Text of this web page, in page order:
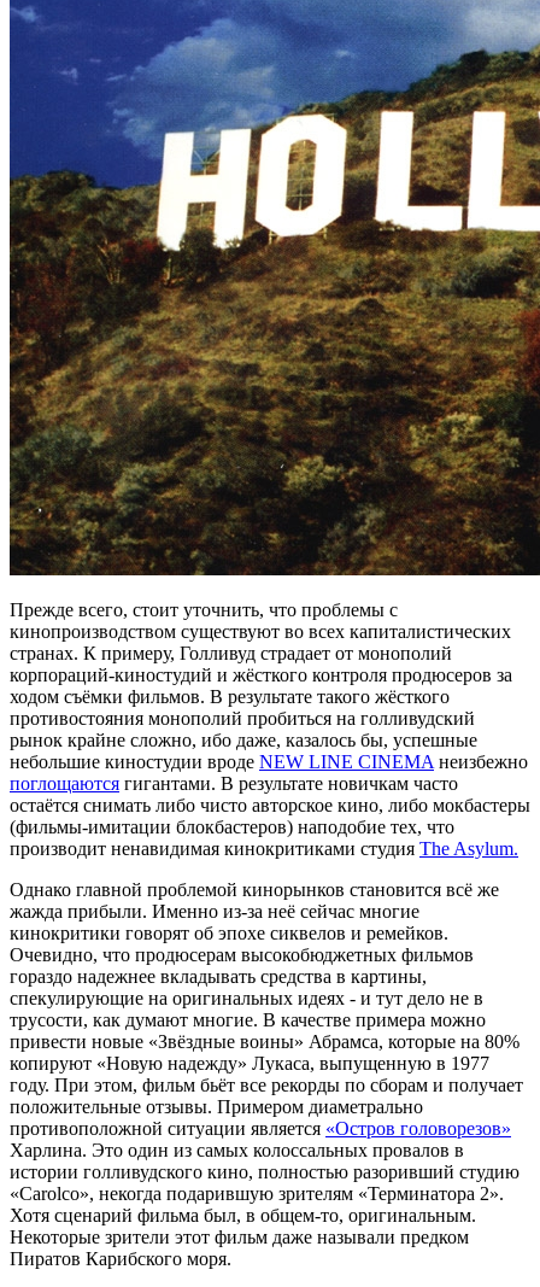
Прежде всего, стоит уточнить, что проблемы с
кинопроизводством существуют во всех капиталистических
странах. К примеру, Голливуд страдает от монополий
корпораций-киностудий и жёсткого контроля продюсеров за
ходом съёмки фильмов. В результате такого жёсткого
противостояния монополий пробиться на голливудский
рынок крайне сложно, ибо даже, казалось бы, успешные
небольшие киностудии вроде NEW LINE CINEMA неизбежно
поглощаются гигантами. В результате новичкам часто
остаётся снимать либо чисто авторское кино, либо мокбастеры
(фильмы-имитации блокбастеров) наподобие тех, что
производит ненавидимая кинокритиками студия The Asylum.
Однако главной проблемой кинорынков становится всё же
жажда прибыли. Именно из-за неё сейчас многие
кинокритики говорят об эпохе сиквелов и ремейков.
Очевидно, что продюсерам высокобюджетных фильмов
гораздо надежнее вкладывать средства в картины,
спекулирующие на оригинальных идеях - и тут дело не в
трусости, как думают многие. В качестве примера можно
привести новые «Звёздные воины» Абрамса, которые на 80%
копируют «Новую надежду» Лукаса, выпущенную в 1977
году. При этом, фильм бьёт все рекорды по сборам и получает
положительные отзывы. Примером диаметрально
противоположной ситуации является «Остров головорезов»
Харлина. Это один из самых колоссальных провалов в
истории голливудского кино, полностью разоривший студию
«Carolco», некогда подарившую зрителям «Терминатора 2».
Хотя сценарий фильма был, в общем-то, оригинальным.
Некоторые зрители этот фильм даже называли предком
Пиратов Карибского моря.